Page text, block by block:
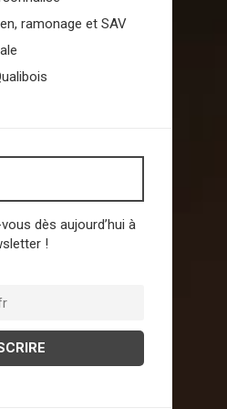
ramonage et SAV
dès aujourd’hui à
!